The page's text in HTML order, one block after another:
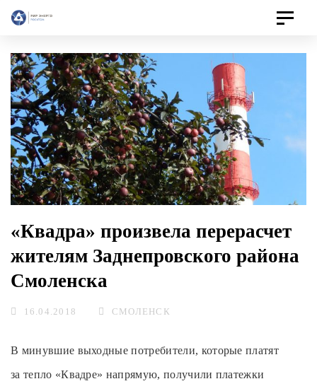
Toggle
«Квадра» произвела перерасчет
жителям Заднепровского района
Смоленска
16.04.2018 СМОЛЕНСК
В минувшие выходные потребители, которые платят
за тепло «Квадре» напрямую, получили платежки